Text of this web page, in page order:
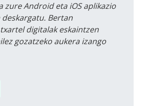
zure Android eta iOS aplikazio
Bertan
digitalak eskaintzen
gozatzeko aukera izango